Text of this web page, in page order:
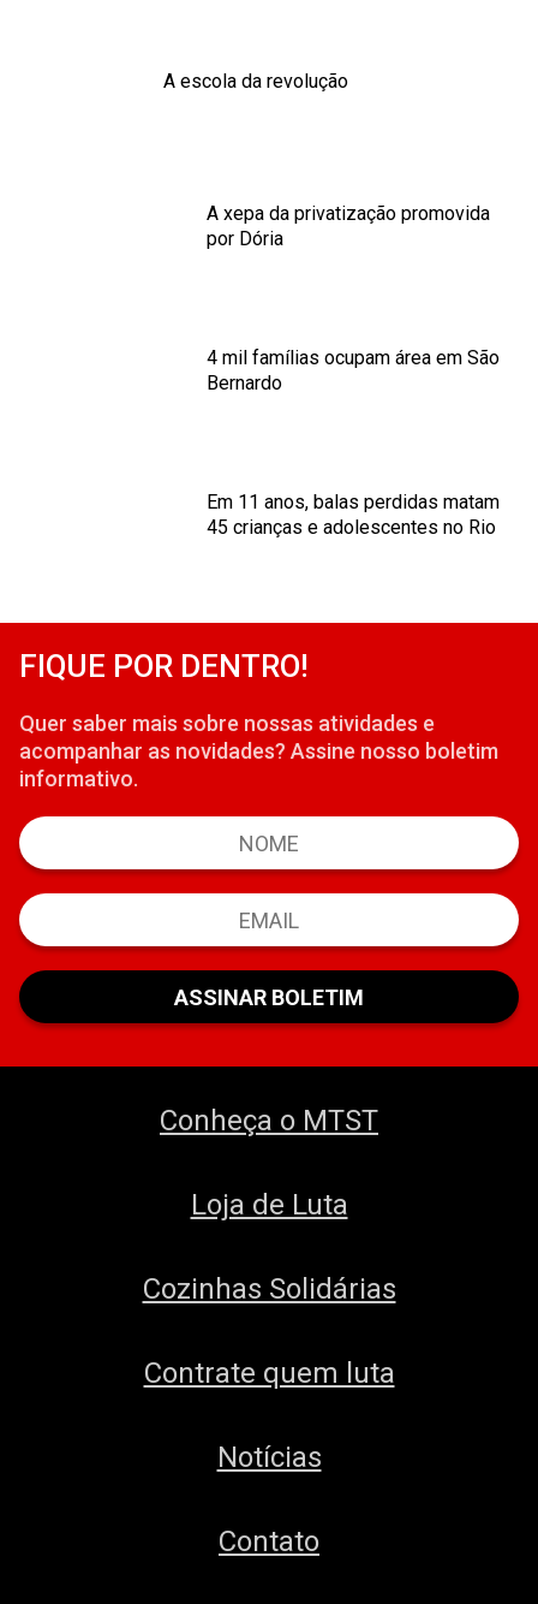
A escola da revolução
A xepa da privatização promovida
por Dória
4 mil famílias ocupam área em São
Bernardo
Em 11 anos, balas perdidas matam
45 crianças e adolescentes no Rio
FIQUE POR DENTRO!
Quer saber mais sobre nossas atividades e
acompanhar as novidades? Assine nosso boletim
informativo.
Conheça o MTST
Loja de Luta
Cozinhas Solidárias
Contrate quem luta
Notícias
Contato